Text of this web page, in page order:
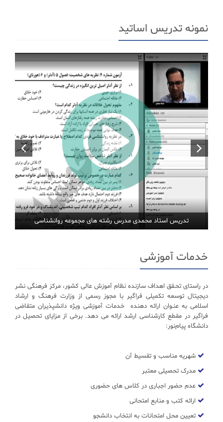
نمونه تدریس اساتید
تدریس استاد محمدی مدرس رشته های مجموعه روانشناسی
خدمات آموزشی
در راستای تحـقق اهداف سازنده نظام آموزش عالی کشور، مرکز فرهنگی نشر
دیجیتال توسعه تکمیلی فراگیر با مجوز رسمی از وزارت فرهنگ و ارشاد
اسلامی به عنـوان ارائه دهنده خدمات آموزشی ویژه دانشپذیران متقاضی
فراگیر در مقطع کارشناسی ارشد ارائه می دهد. برخی از مزایای تحصیل در
دانشگاه پیام‌نور:
شهریه مناسب و تقسیط آن
مدرک تحصیلی معتبر
عدم حضور اجباری در کلاس های حضوری
ارائه کتب و منابع امتحانی
تعیین محل امتحانات به انتخاب دانشجو